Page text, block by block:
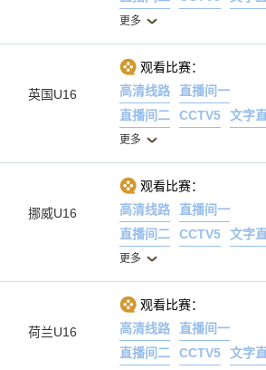
更多
英国U16
观看比赛：
高清线路
直播间一
直播间二
CCTV5 文字
更多
挪威U16
观看比赛：
高清线路
直播间一
直播间二
CCTV5 文字
更多
荷兰U16
观看比赛：
高清线路
直播间一
直播间二
CCTV5 文字